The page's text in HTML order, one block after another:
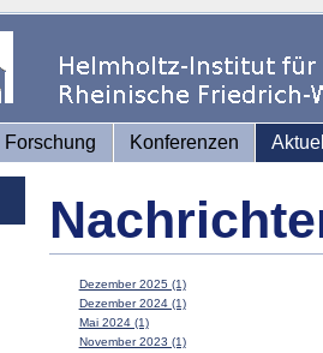
Forschung Konferenzen
Dezember 2025 (1)
Dezember 2024 (1)
Mai 2024 (1)
November 2023 (1)